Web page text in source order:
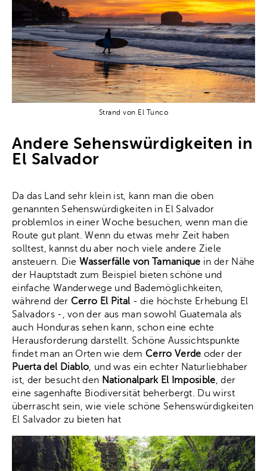
Strand von El Tunco
Andere Sehenswürdigkeiten in
El Salvador
Da das Land sehr klein ist, kann man die oben
genannten Sehenswürdigkeiten in El Salvador
problemlos in einer Woche besuchen, wenn man die
Route gut plant. Wenn du etwas mehr Zeit haben
solltest, kannst du aber noch viele andere Ziele
ansteuern. Die Wasserfälle von Tamanique in der Nähe
der Hauptstadt zum Beispiel bieten schöne und
einfache Wanderwege und Bademöglichkeiten,
während der Cerro El Pital- die höchste Erhebung El
Salvadors -, von der aus man sowohl Guatemala als
auch Honduras sehen kann, schon eine echte
Herausforderung darstellt. Schöne Aussichtspunkte
findet man an Orten wie dem Cerro Verde oder der
Puerta del Diablo, und was ein echter Naturliebhaber
ist, der besucht den Nationalpark El Imposible, der
eine sagenhafte Biodiversität beherbergt. Du wirst
überrascht sein, wie viele schöne Sehenswürdigkeiten
El Salvador zu bieten hat